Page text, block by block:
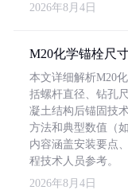
2026年8月4日
M20化学锚栓尺
本文详细解析M20
括螺杆直径、钻孔
凝土结构后锚固技
方法和典型数值（
内容涵盖安装要点
程技术人员参考。
2026年8月4日